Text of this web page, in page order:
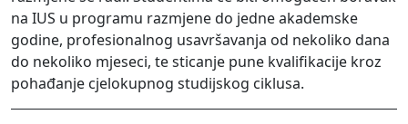
na IUS u programu razmjene do jedne akademske
godine, profesionalnog usavršavanja od nekoliko dana
do nekoliko mjeseci, te sticanje pune kvalifikacije kroz
pohađanje cjelokupnog studijskog ciklusa.